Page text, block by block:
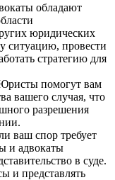
обладают
юридических
ситуацию, провести
стратегию для
помогут вам
вашего случая, что
разрешения
ваш спор требует
и адвокаты
в суде.
и представлять